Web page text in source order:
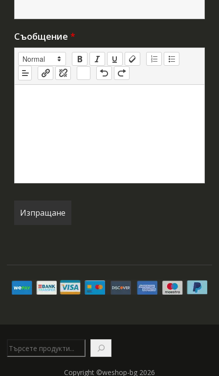
Съобщение *
Copyright ©weshop-bg 2026